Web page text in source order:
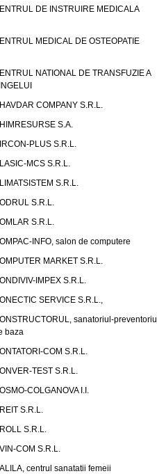
DE INSTRUIRE MEDICALA
MEDICAL DE OSTEOPATIE
NATIONAL DE TRANSFUZIE A
COMPANY S.R.L.
S.A.
PLUS S.R.L.
MCS S.R.L.
S.R.L.
S.R.L.
S.R.L.
INFO, salon de computere
MARKET S.R.L.
IMPEX S.R.L.
SERVICE S.R.L.,
sanatoriul-preventoriu
baza
COM S.R.L.
TEST S.R.L.
COLGANOVA I.I.
S.R.L.
S.R.L.
COM S.R.L.
centrul sanatatii femeii